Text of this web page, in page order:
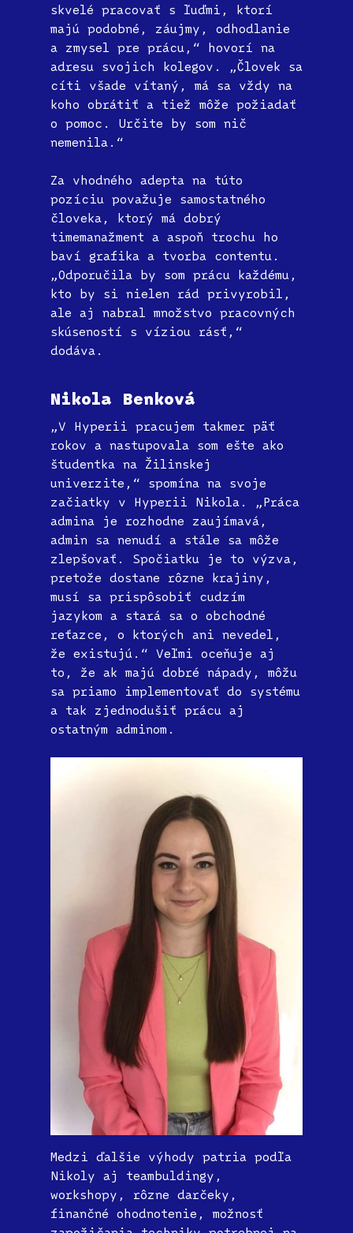
skvelé pracovať s ľuďmi, ktorí
majú podobné, záujmy, odhodlanie
a zmysel pre prácu,“ hovorí na
adresu svojich kolegov. „Človek sa
cíti všade vítaný, má sa vždy na
koho obrátiť a tiež môže požiadať
o pomoc. Určite by som nič
nemenila.“
Za vhodného adepta na túto
pozíciu považuje samostatného
človeka, ktorý má dobrý
timemanažment a aspoň trochu ho
baví grafika a tvorba contentu.
„Odporučila by som prácu každému,
kto by si nielen rád privyrobil,
ale aj nabral množstvo pracovných
skúseností s víziou rásť,“
dodáva.
Nikola Benková
„V Hyperii pracujem takmer päť
rokov a nastupovala som ešte ako
študentka na Žilinskej
univerzite,“ spomína na svoje
začiatky v Hyperii Nikola. „Práca
admina je rozhodne zaujímavá,
admin sa nenudí a stále sa môže
zlepšovať. Spočiatku je to výzva,
pretože dostane rôzne krajiny,
musí sa prispôsobiť cudzím
jazykom a stará sa o obchodné
reťazce, o ktorých ani nevedel,
že existujú.“ Veľmi oceňuje aj
to, že ak majú dobré nápady, môžu
sa priamo implementovať do systému
a tak zjednodušiť prácu aj
ostatným adminom.
Medzi ďalšie výhody patria podľa
Nikoly aj teambuldingy,
workshopy, rôzne darčeky,
finančné ohodnotenie, možnosť